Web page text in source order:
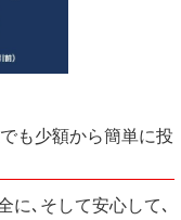
も少額から簡単に投
に､そして安心して､